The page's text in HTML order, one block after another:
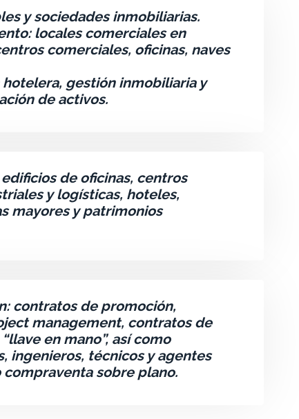
y sociedades inmobiliarias.
locales comerciales en
comerciales, oficinas, naves
gestión inmobiliaria y
de activos.
de oficinas, centros
y logísticas, hoteles,
mayores y patrimonios
contratos de promoción,
management, contratos de
en mano”, así como
ingenieros, técnicos y agentes
sobre plano.